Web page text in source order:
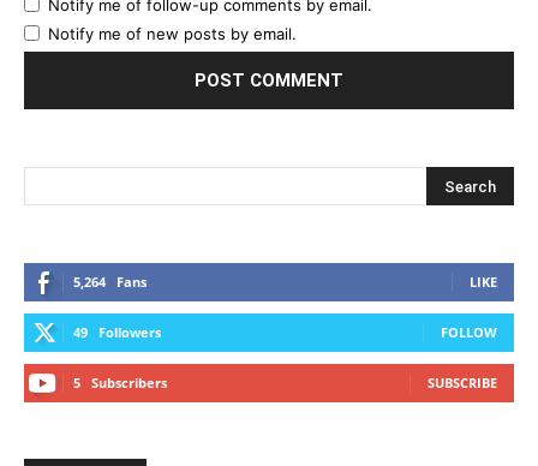
Notify me of follow-up comments by email.
Notify me of new posts by email.
5,264 Fans LIKE
49 Followers FOLLOW
5 Subscribers SUBSCRIBE